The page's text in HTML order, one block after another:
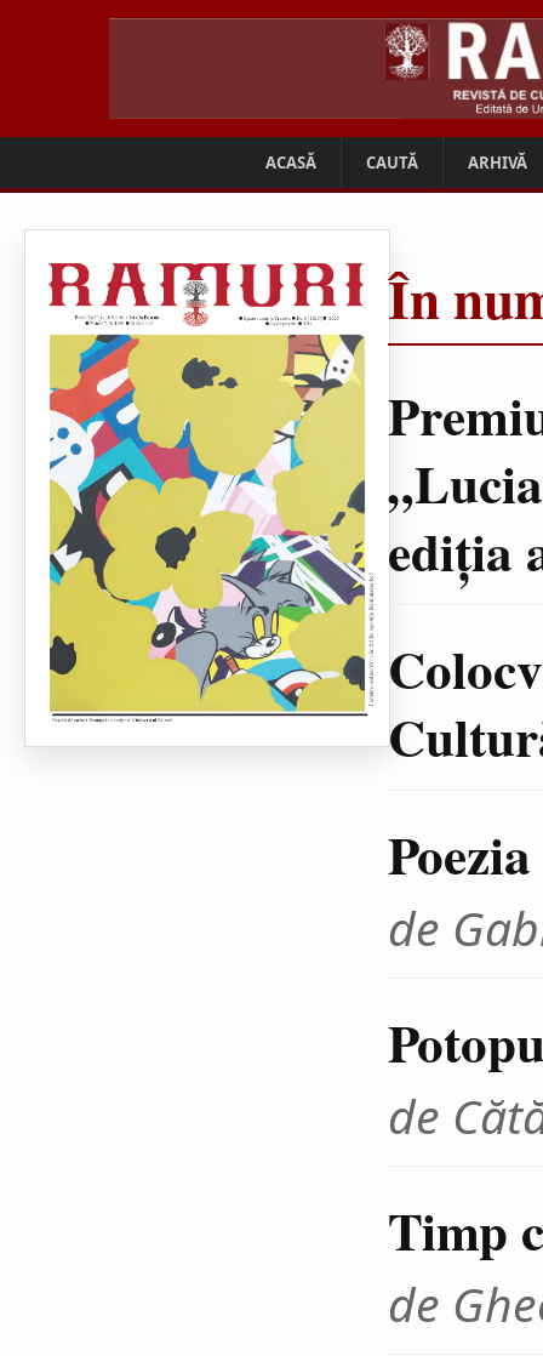
ACASĂ CAUTĂ ARHIVĂ
În
ediţia
de
de
Timp
de